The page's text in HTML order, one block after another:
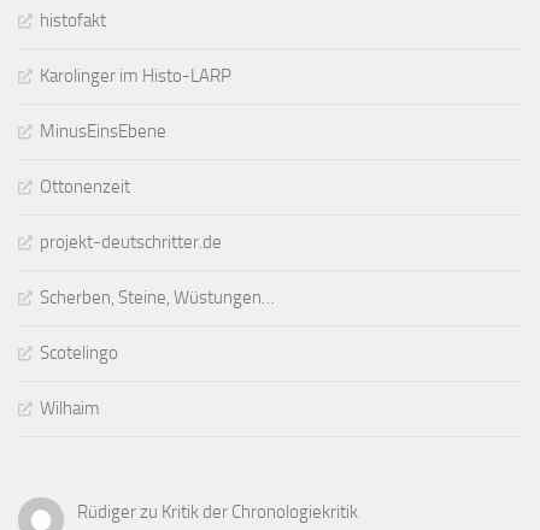
histofakt
Karolinger im Histo-LARP
MinusEinsEbene
Ottonenzeit
projekt-deutschritter.de
Scherben, Steine, Wüstungen…
Scotelingo
Wilhaim
Rüdigerzu Kritik der Chronologiekritik